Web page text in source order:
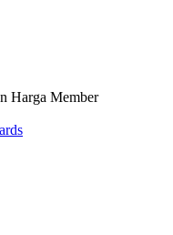
Harga Member